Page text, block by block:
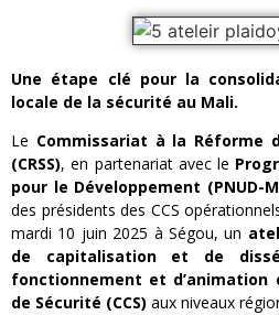
Une étape clé pour la
locale de la sécurité au Mali.
Le Commissariat à la Réforme
(CRSS), en partenariat avec le
pour le Développement (PNUD-
des présidents des CCS
mardi 10 juin 2025 à Ségou, un
de capitalisation et de
fonctionnement et d’animation
de Sécurité (CCS) aux niveaux